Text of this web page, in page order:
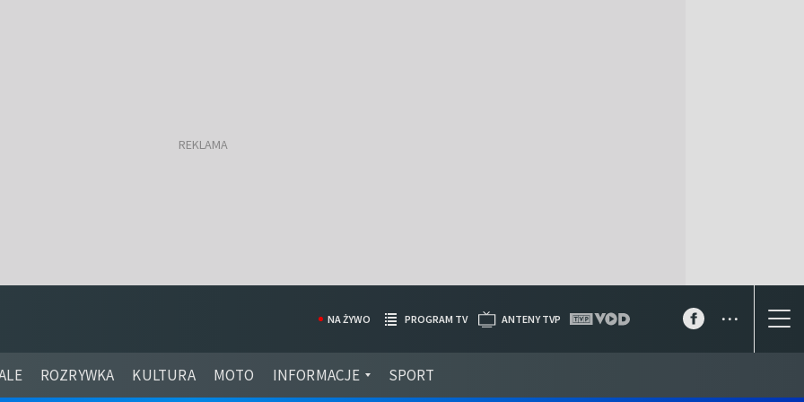
ROZRYWKA KULTURA MOTO INFORMACJE SPORT
NA ŻYWO PROGRAM TV ANTENY TVP ...